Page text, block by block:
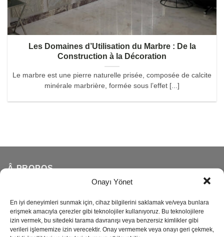
Onayı Yönet
En iyi deneyimleri sunmak için, cihaz bilgilerini saklamak ve/veya bunlara
erişmek amacıyla çerezler gibi teknolojiler kullanıyoruz. Bu teknolojilere
izin vermek, bu sitedeki tarama davranışı veya benzersiz kimlikler gibi
verileri işlememize izin verecektir. Onay vermemek veya onayı geri çekmek,
Les Domaines d’Utilisation du Marbre : De la
Construction à la Décoration
Le marbre est une pierre naturelle prisée, composée de calcite
minérale marbrière, formée sous l’effet [...]
Â PROPOS
turques de production de pierre naturelle depuis 1943.
Notre entreprise, qui produit du marbre, du travertin, du